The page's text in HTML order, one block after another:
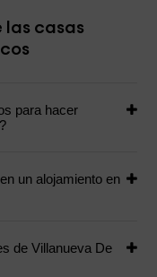
las casas
para hacer
un alojamiento en
de Villanueva De